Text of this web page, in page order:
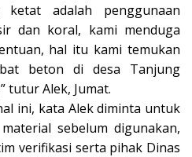
ketat adalah penggunaan
dan koral, kami menduga
hal itu kami temukan
beton di desa Tanjung
tutur Alek, Jumat.
ini, kata Alek diminta untuk
sebelum digunakan,
verifikasi serta pihak Dinas